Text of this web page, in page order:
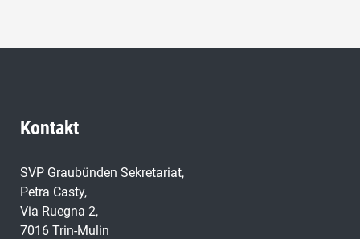
Kontakt
SVP Graubünden Sekretariat,
Petra Casty,
Via Ruegna 2,
7016 Trin-Mulin